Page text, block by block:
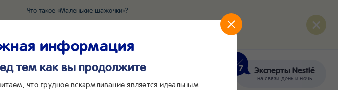
Что такое «Маленькие шажочки»?
для отслеживания развития вашего малыша
Сообщения в ВКонтакте Эксперты Nestlé
на связи день и ночь
информация
тем как вы продолжите
что грудное вскармливание является идеальным